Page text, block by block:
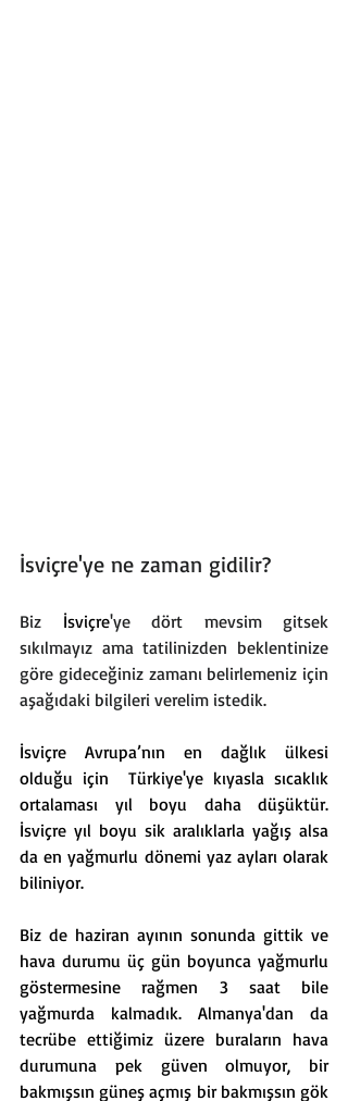
İsviçre'ye ne zaman gidilir?
Biz İsviçre'ye dört mevsim gitsek
sıkılmayız ama tatilinizden beklentinize
göre gideceğiniz zamanı belirlemeniz için
aşağıdaki bilgileri verelim istedik.
İsviçre Avrupa’nın en dağlık ülkesi
olduğu için  Türkiye'ye kıyasla sıcaklık
ortalaması yıl boyu daha düşüktür.
İsviçre yıl boyu sik aralıklarla yağış alsa
da en yağmurlu dönemi yaz ayları olarak
biliniyor.
Biz de haziran ayının sonunda gittik ve
hava durumu üç gün boyunca yağmurlu
göstermesine rağmen 3 saat bile
yağmurda kalmadık. Almanya'dan da
tecrübe ettiğimiz üzere buraların hava
durumuna pek güven olmuyor, bir
bakmışsın güneş açmış bir bakmışsın gök